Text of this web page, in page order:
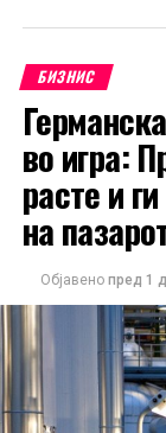
БИЗНИС
во игра:
расте и
на
Објавено пред 1